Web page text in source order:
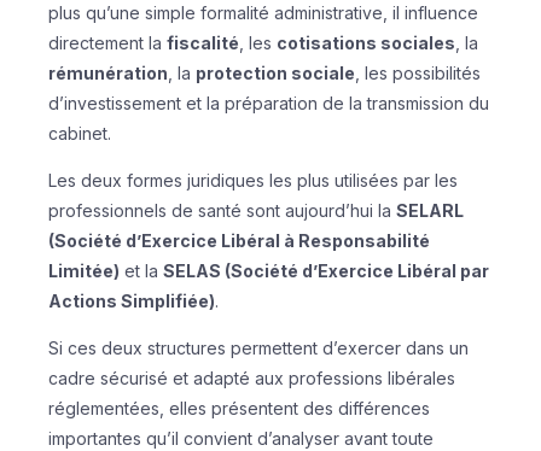
plus qu’une simple formalité administrative, il influence
directement la fiscalité , les cotisations sociales , la
rémunération , la protection sociale , les possibilités
d’investissement et la préparation de la transmission du
cabinet.
Les deux formes juridiques les plus utilisées par les
professionnels de santé sont aujourd’hui la SELARL
(Société d’Exercice Libéral à Responsabilité
Limitée) et la SELAS (Société d’Exercice Libéral par
Actions Simplifiée).
Si ces deux structures permettent d’exercer dans un
cadre sécurisé et adapté aux professions libérales
réglementées, elles présentent des différences
importantes qu’il convient d’analyser avant toute